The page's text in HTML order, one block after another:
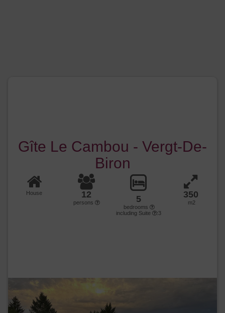
Gîte Le Cambou - Vergt-De-
Biron
House 12
persons 5
bedrooms
including Suite
:3
350
m2